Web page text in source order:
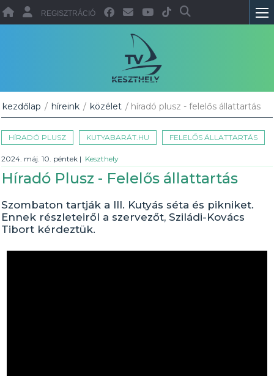
REGISZTRÁCIÓ
kezdőlap / híreink / közélet / híradó plusz - felelős állattartás
HÍRADÓ PLUSZ KUTYABARÁT.HU FELELŐS ÁLLATTARTÁS
2024. máj. 10. péntek | Keszthely
Híradó Plusz - Felelős állattartás
Szombaton tartják a III. Kutyás séta és pikniket.
Ennek részleteiről a szervezőt, Sziládi-Kovács
Tibort kérdeztük.